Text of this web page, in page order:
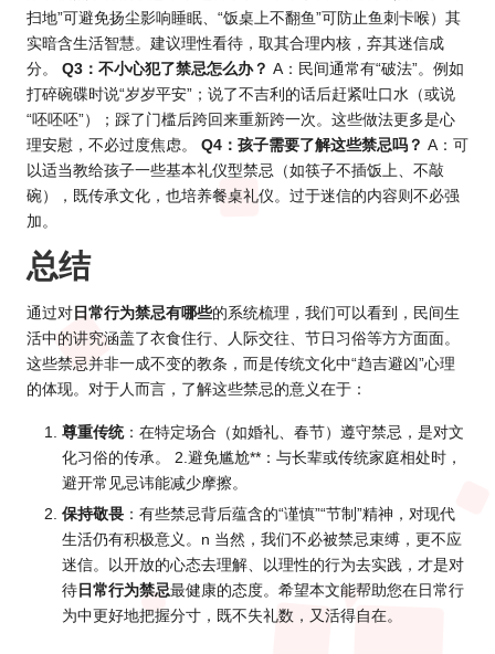
扫地”可避免扬尘影响睡眠、“饭桌上不翻鱼”可防止鱼刺卡喉）其
实暗含生活智慧。建议理性看待，取其合理内核，弃其迷信成
分。 Q3：不小心犯了禁忌怎么办？ A：民间通常有“破法”。例如
打碎碗碟时说“岁岁平安”；说了不吉利的话后赶紧吐口水（或说
“呸呸呸”）；踩了门槛后跨回来重新跨一次。这些做法更多是心
理安慰，不必过度焦虑。 Q4：孩子需要了解这些禁忌吗？ A：可
以适当教给孩子一些基本礼仪型禁忌（如筷子不插饭上、不敲
碗），既传承文化，也培养餐桌礼仪。过于迷信的内容则不必强
加。
总结
通过对 日常行为禁忌有哪些的系统梳理，我们可以看到，民间生
活中的讲究涵盖了衣食住行、人际交往、节日习俗等方方面面。
这些禁忌并非一成不变的教条，而是传统文化中“趋吉避凶”心理
的体现。对于人而言，了解这些禁忌的意义在于：
尊重传统：在特定场合（如婚礼、春节）遵守禁忌，是对文
化习俗的传承。 2.避免尴尬**：与长辈或传统家庭相处时，
避开常见忌讳能减少摩擦。
保持敬畏 ：有些禁忌背后蕴含的“谨慎”“节制”精神，对现代
生活仍有积极意义。n 当然，我们不必被禁忌束缚，更不应
迷信。以开放的心态去理解、以理性的行为去实践，才是对
待 日常行为禁忌最健康的态度。希望本文能帮助您在日常行
为中更好地把握分寸，既不失礼数，又活得自在。